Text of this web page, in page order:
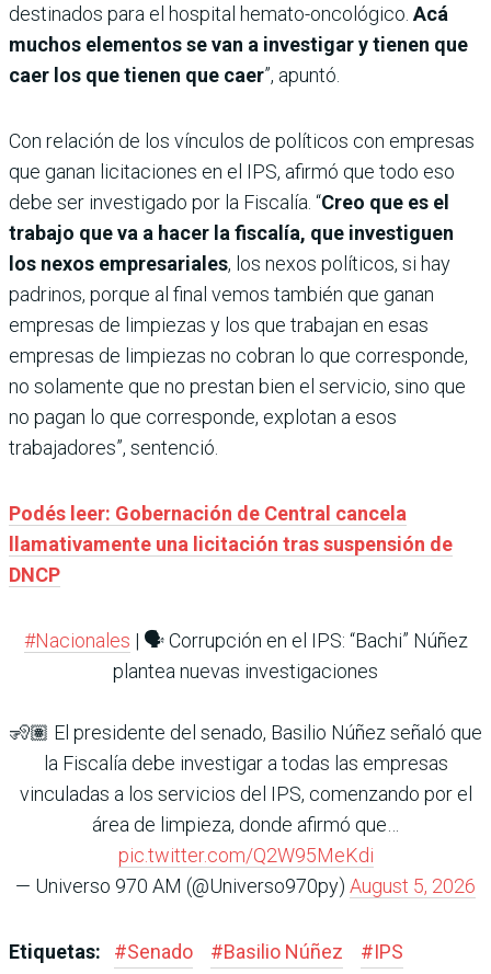
destinados para el hospital hemato-oncológico. Acá
muchos elementos se van a investigar y tienen que
caer los que tienen que caer”, apuntó.
Con relación de los vínculos de políticos con empresas
que ganan licitaciones en el IPS, afirmó que todo eso
debe ser investigado por la Fiscalía. “Creo que es el
trabajo que va a hacer la fiscalía, que investiguen
los nexos empresariales, los nexos políticos, si hay
padrinos, porque al final vemos también que ganan
empresas de limpiezas y los que trabajan en esas
empresas de limpiezas no cobran lo que corresponde,
no solamente que no prestan bien el servicio, sino que
no pagan lo que corresponde, explotan a esos
trabajadores”, sentenció.
Podés leer: Gobernación de Central cancela
llamativamente una licitación tras suspensión de
DNCP
#Nacionales | 🗣️ Corrupción en el IPS: “Bachi” Núñez
plantea nuevas investigaciones
🧏🏽 El presidente del senado, Basilio Núñez señaló que
la Fiscalía debe investigar a todas las empresas
vinculadas a los servicios del IPS, comenzando por el
área de limpieza, donde afirmó que…
pic.twitter.com/Q2W95MeKdi
— Universo 970 AM (@Universo970py) August 5, 2026
Etiquetas: #Senado #Basilio Núñez #IPS